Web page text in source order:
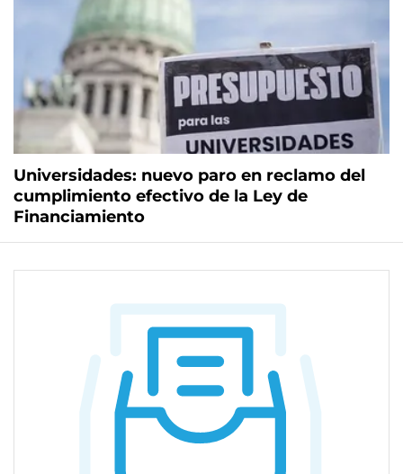
Universidades: nuevo paro en reclamo del
cumplimiento efectivo de la Ley de
Financiamiento